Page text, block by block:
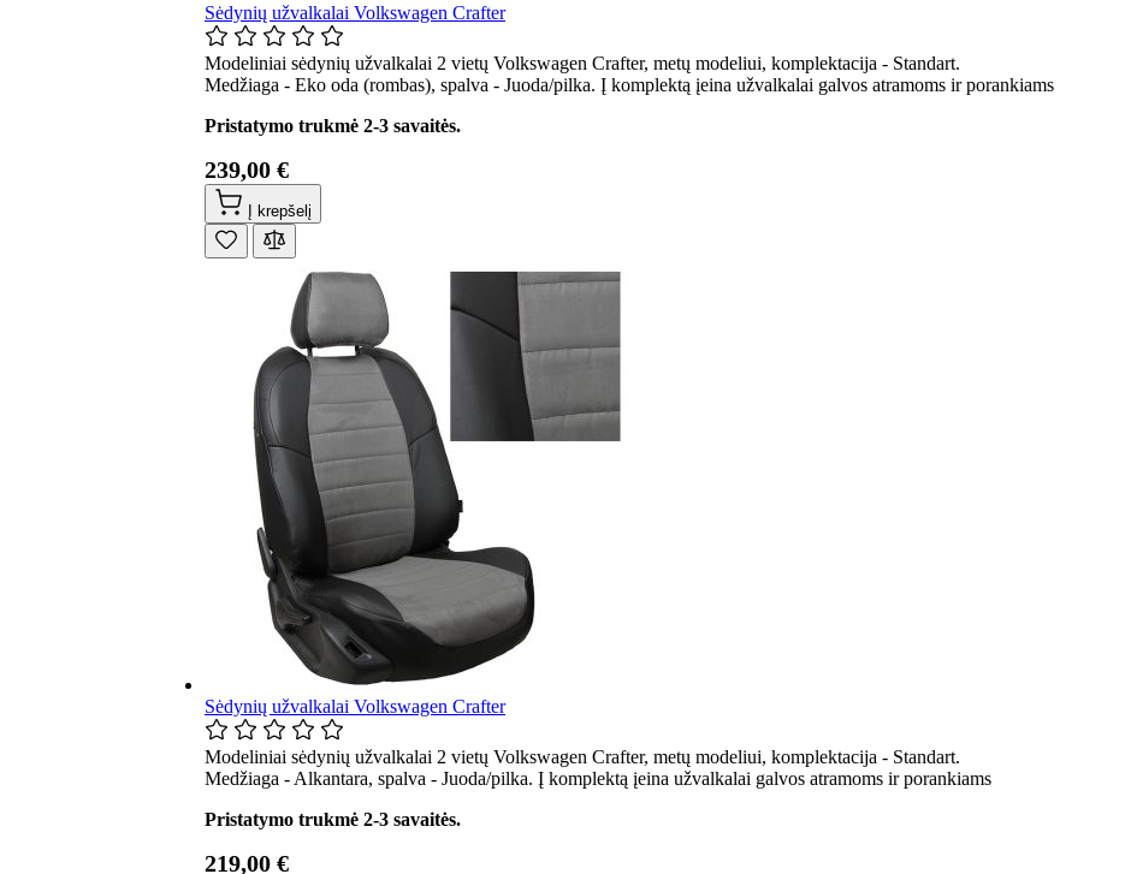
Sėdynių užvalkalai Volkswagen Crafter
Modeliniai sėdynių užvalkalai 2 vietų Volkswagen Crafter, metų modeliui, komplektacija - Standart.
Medžiaga - Eko oda (rombas), spalva - Juoda/pilka. Į komplektą įeina užvalkalai galvos atramoms ir porankiams
Pristatymo trukmė 2-3 savaitės.
239,00 €
Į krepšelį
Sėdynių užvalkalai Volkswagen Crafter
Modeliniai sėdynių užvalkalai 2 vietų Volkswagen Crafter, metų modeliui, komplektacija - Standart.
Medžiaga - Alkantara, spalva - Juoda/pilka. Į komplektą įeina užvalkalai galvos atramoms ir porankiams
Pristatymo trukmė 2-3 savaitės.
219,00 €